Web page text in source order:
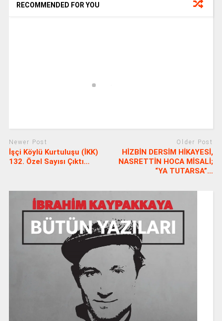
RECOMMENDED FOR YOU
Newer Post
İşçi Köylü Kurtuluşu (İKK)
132. Özel Sayısı Çıktı…
Older Post
HİZBİN DERSİM HİKAYESİ,
NASRETTİN HOCA MİSALİ;
“YA TUTARSA”…